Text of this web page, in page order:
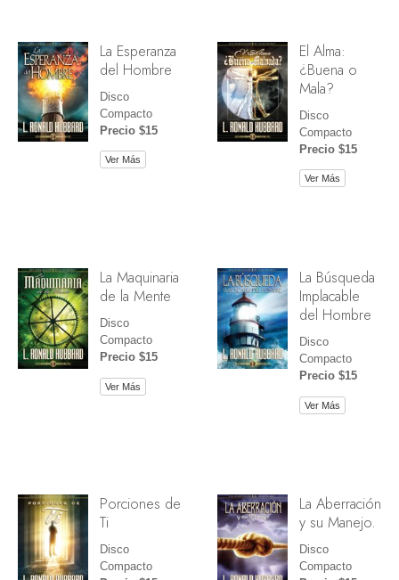
La Esperanza
del Hombre
Disco
Compacto
Precio $15
Ver Más
El Alma:
¿Buena o
Mala?
Disco
Compacto
Precio $15
Ver Más
La Maquinaria
de la Mente
Disco
Compacto
Precio $15
Ver Más
La Búsqueda
Implacable
del Hombre
Disco
Compacto
Precio $15
Ver Más
Porciones de
Ti
Disco
Compacto
La Aberración
y su Manejo.
Disco
Compacto